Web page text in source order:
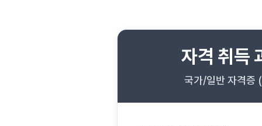
자격 취득
국가/일반 자격증